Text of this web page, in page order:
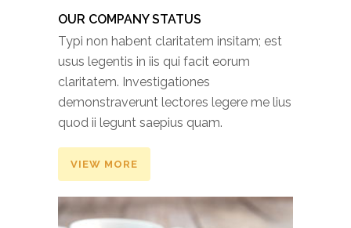
OUR COMPANY STATUS
Typi non habent claritatem insitam; est
usus legentis in iis qui facit eorum
claritatem. Investigationes
demonstraverunt lectores legere me lius
quod ii legunt saepius quam.
VIEW MORE